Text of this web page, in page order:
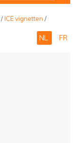
/ICE vignetten /
NL FR